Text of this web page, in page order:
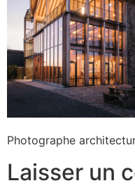
Photographe
Laisser un